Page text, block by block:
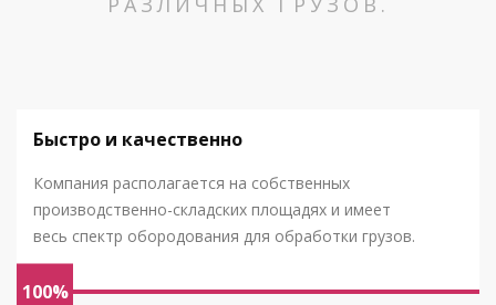
Быстро и качественно
Компания располагается на собственных
производственно-складских площадях и имеет
весь спектр обородования для обработки грузов.
100%